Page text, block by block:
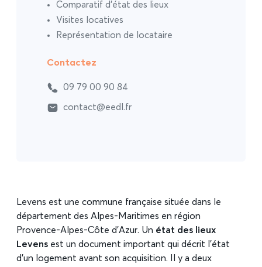
Levens est une commune française située dans le
département des Alpes-Maritimes en région
Provence-Alpes-Côte d’Azur. Un état des lieux
Levens est un document important qui décrit l’état
d’un logement avant son acquisition. Il y a deux
Comparatif d’état des lieux
Visites locatives
Représentation de locataire
Contactez
09 79 00 90 84
contact@eedl.fr